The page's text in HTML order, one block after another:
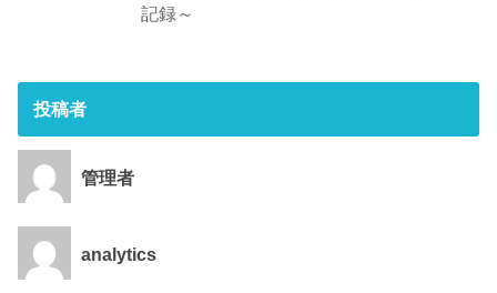
記録～
投稿者
管理者
analytics